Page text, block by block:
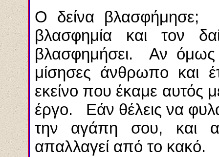
Ο δείνα βλασφήμησε;
βλασφημία και τον
βλασφημήσει. Αν όμως
μίσησες άνθρωπο και
εκείνο που έκαμε αυτός
έργο. Εάν θέλεις να
την αγάπη σου, και
απαλλαγεί από το κακό.